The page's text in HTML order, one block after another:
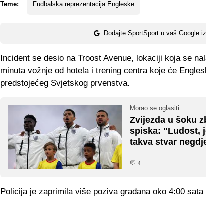
Teme: Fudbalska reprezentacija Engleske
Dodajte SportSport u vaš Google
Incident se desio na Troost Avenue, lokaciji koja se
minuta vožnje od hotela i trening centra koje će
predstojećeg Svjetskog prvenstva.
Morao se oglasiti
Zvijezda u šoku
spiska: "Ludost,
takva stvar
4
Policija je zaprimila više poziva građana oko 4:00